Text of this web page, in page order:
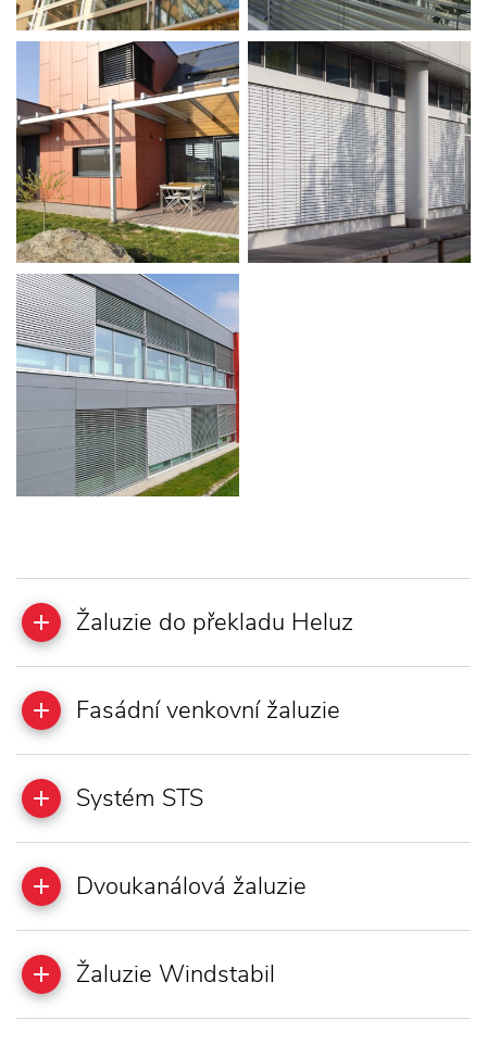
Žaluzie do překladu Heluz
Fasádní venkovní žaluzie
Systém STS
Dvoukanálová žaluzie
Žaluzie Windstabil